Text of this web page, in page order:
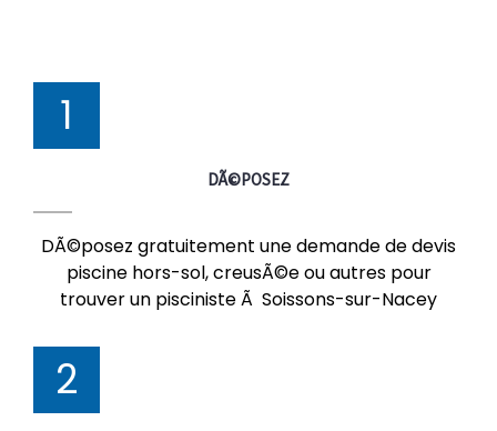
1
DÃ©POSEZ
DÃ©posez gratuitement une demande de devis
piscine hors-sol, creusÃ©e ou autres pour
trouver un pisciniste Ã Soissons-sur-Nacey
2